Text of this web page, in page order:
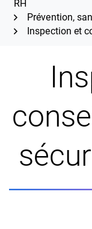
RH
Prévention,
Inspection et